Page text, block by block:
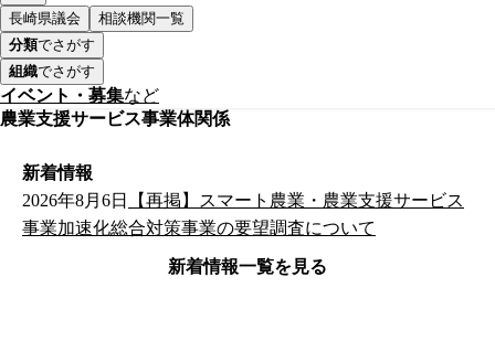
長崎県議会
相談機関一覧
分類でさがす
組織でさがす
イベント・募集など
農業支援サービス事業体関係
新着情報
2026年8月6日
【再掲】スマート農業・農業支援サービス
事業加速化総合対策事業の要望調査について
新着情報一覧を見る